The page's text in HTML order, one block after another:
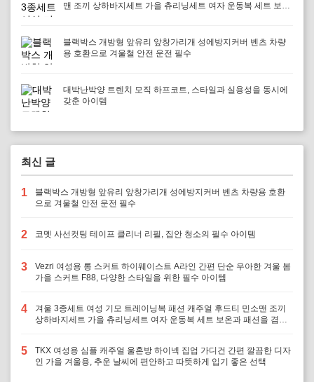
맨 조끼 상하바지세트 가을 츄리닝세트 여자 운동복 세트 보온
블랙박스 개방형 앞유리 앞창가리개 성에방지커버 벤츠 차량
용 호환으로 겨울철 안전 운전 필수
대박난박양 트렌치 모직 하프코트, 스타일과 실용성을 동시에
갖춘 아이템
최신 글
1
블랙박스 개방형 앞유리 앞창가리개 성에방지커버 벤츠 차량용 호환
으로 겨울철 안전 운전 필수
2 코멧 사선컷팅 테이프 클리너 리필, 집안 청소의 필수 아이템
3
Vezri 여성용 롱 스커트 하이웨이스트 A라인 간편 단순 우아한 겨울 봄
가을 스커트 F88, 다양한 스타일을 위한 필수 아이템
4
겨울 3종세트 여성 기모 트레이닝복 패션 캐주얼 후드티 민소맨 조끼
상하바지세트 가을 츄리닝세트 여자 운동복 세트 보온과 패션을 겸비,
5
TKX 여성용 심플 캐주얼 울혼방 하이넥 집업 가디건 간편 깔끔한 디자
인 가을 겨울용, 추운 날씨에 편안하고 따뜻하게 입기 좋은 선택